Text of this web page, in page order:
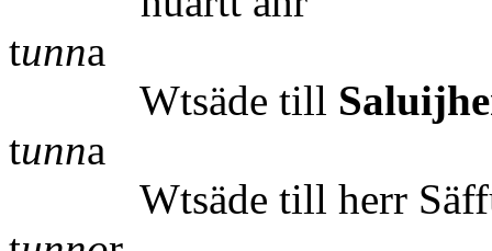
tunna
Wtsäde till
tunna
Wtsäde till herr